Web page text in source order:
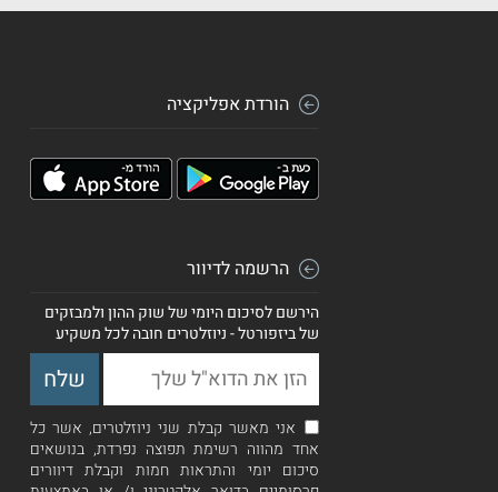
הורדת אפליקציה
הרשמה לדיוור
הירשם לסיכום היומי של שוק ההון ולמבזקים
של ביזפורטל - ניוזלטרים חובה לכל משקיע
אני מאשר קבלת שני ניוזלטרים, אשר כל
אחד מהווה רשימת תפוצה נפרדת, בנושאים
סיכום יומי והתראות חמות וקבלת דיוורים